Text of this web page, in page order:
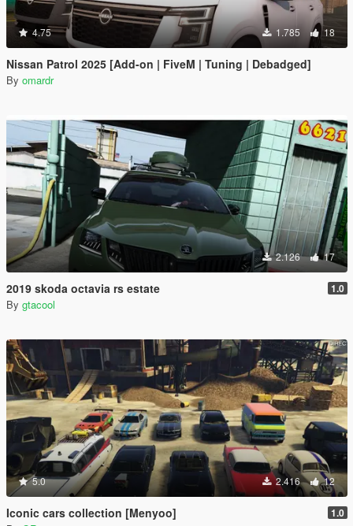
4.75 1.785 18
Nissan Patrol 2025 [Add-on | FiveM | Tuning | Debadged]
By omardr
2.126 17
2019 skoda octavia rs estate 1.0
By gtacool
5.0 2.416 12
Iconic cars collection [Menyoo] 1.0